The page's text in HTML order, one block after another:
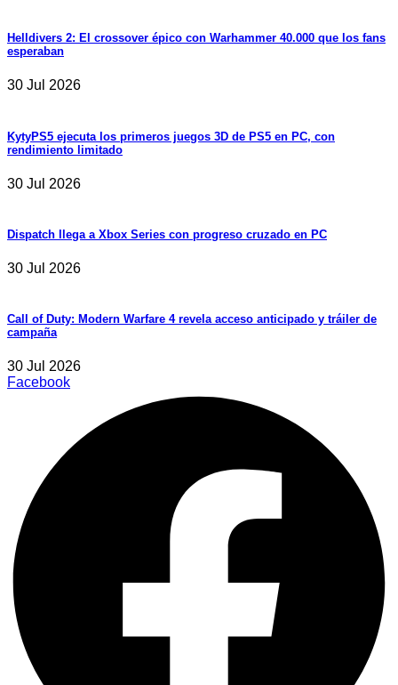
Helldivers 2: El crossover épico con Warhammer 40.000 que los fans
esperaban
30 Jul 2026
KytyPS5 ejecuta los primeros juegos 3D de PS5 en PC, con
rendimiento limitado
30 Jul 2026
Dispatch llega a Xbox Series con progreso cruzado en PC
30 Jul 2026
Call of Duty: Modern Warfare 4 revela acceso anticipado y tráiler de
campaña
30 Jul 2026
Facebook